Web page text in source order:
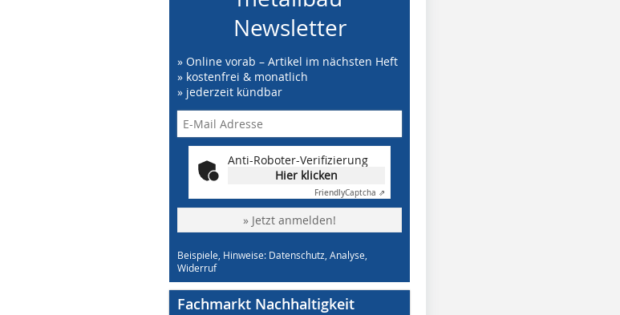
Newsletter
» Online vorab – Artikel im nächsten Heft
» kostenfrei & monatlich
» jederzeit kündbar
Anti-Roboter-Verifizierung
Hier klicken
FriendlyCaptcha ⇗
» Jetzt anmelden!
Beispiele, Hinweise: Datenschutz, Analyse,
Widerruf
Fachmarkt Nachhaltigkeit